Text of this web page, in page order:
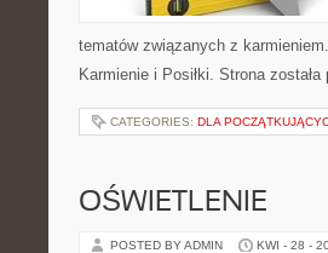
tematów związanych z
Karmienie i Posiłki. Strona
CATEGORIES: DLA
OŚWIETLENIE
POSTED BY ADMIN KWI - 28 -